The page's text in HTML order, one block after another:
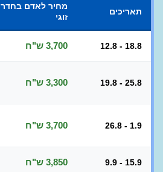
תאריכים
מחיר לאדם בחדר
זוגי
12.8 - 18.8 3,700 ש"ח
19.8 - 25.8 3,300 ש"ח
26.8 - 1.9 3,700 ש"ח
9.9 - 15.9 3,850 ש"ח